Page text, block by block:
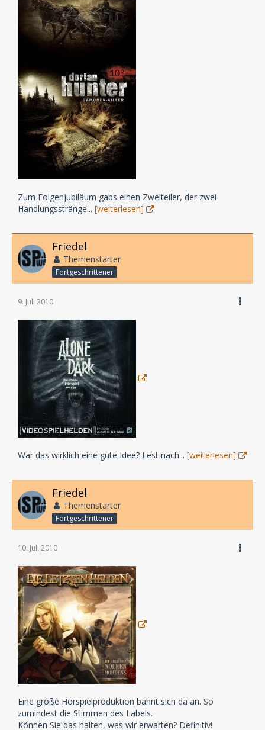
Zum Folgenjubiläum gabs einen Zweiteiler, der zwei
Handlungsstränge... [weiterlesen]
Friedel
Themenstarter
Fortgeschrittener
9. Juli 2010
War das wirklich eine gute Idee? Lest nach... [weiterlesen]
Friedel
Themenstarter
Fortgeschrittener
10. Juli 2010
Eine große Hörspielproduktion bahnt sich da an. So
zumindest die Stimmen des Labels.
Können Sie das halten, was wir erwarten? Definitiv!